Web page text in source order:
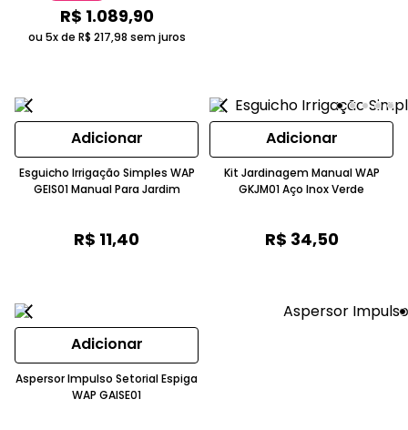
R$ 1.089,90
ou 5x de R$ 217,98 sem juros
Adicionar
Esguicho Irrigação Simples WAP
GEIS01 Manual Para Jardim
R$ 11,40
Adicionar
Kit Jardinagem Manual WAP
GKJM01 Aço Inox Verde
R$ 34,50
Adicionar
Aspersor Impulso Setorial Espiga
WAP GAISE01